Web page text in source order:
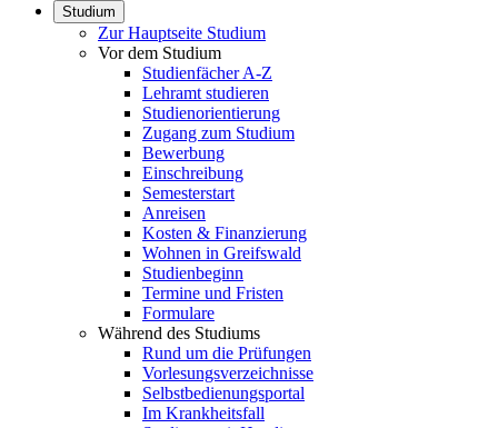
Studium
Zur Hauptseite Studium
Vor dem Studium
Studienfächer A-Z
Lehramt studieren
Studienorientierung
Zugang zum Studium
Bewerbung
Einschreibung
Semesterstart
Anreisen
Kosten & Finanzierung
Wohnen in Greifswald
Studienbeginn
Termine und Fristen
Formulare
Während des Studiums
Rund um die Prüfungen
Vorlesungsverzeichnisse
Selbstbedienungsportal
Im Krankheitsfall